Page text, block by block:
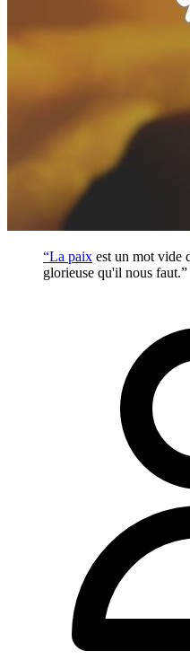
“La paix est un mot vide
glorieuse qu'il nous faut.”